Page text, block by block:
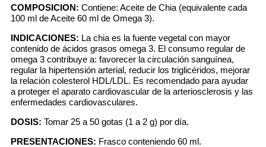
COMPOSICION: Contiene: Aceite de Chia (equivalente cada
100 ml de Aceite 60 ml de Omega 3).
INDICACIONES: La chia es la fuente vegetal con mayor
contenido de ácidos grasos omega 3. El consumo regular de
omega 3 contribuye a: favorecer la circulación sanguínea,
regular la hipertensión arterial, reducir los triglicéridos, mejorar
la relación colesterol HDL/LDL. Es recomendado para ayudar
a proteger el aparato cardiovascular de la arteriosclerosis y las
enfermedades cardiovasculares.
DOSIS: Tomar 25 a 50 gotas (1 a 2 g) por día.
PRESENTACIONES: Frasco conteniendo 60 ml.